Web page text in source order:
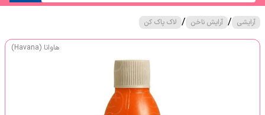
آرایشی / آرایش ناخن / لاک پاک کن
هاوانا (Havana)